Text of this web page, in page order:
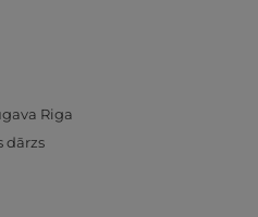
Riga
dārzs